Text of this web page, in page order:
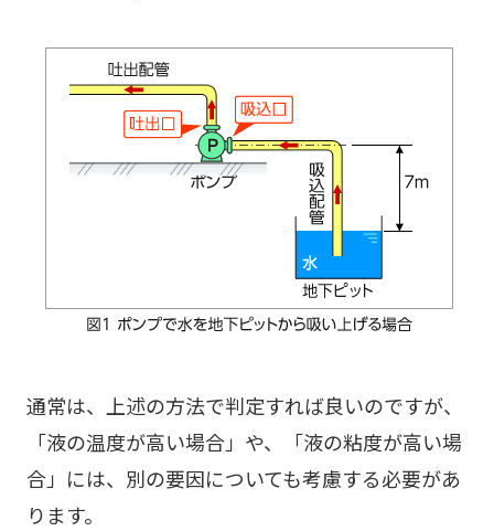
通常は、上述の方法で判定すれば良いのですが、
「液の温度が高い場合」や、「液の粘度が高い場
合」には、別の要因についても考慮する必要があ
ります。